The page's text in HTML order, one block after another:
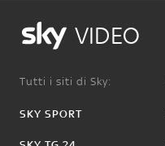
VIDEO
Tutti i siti di Sky:
SKY SPORT